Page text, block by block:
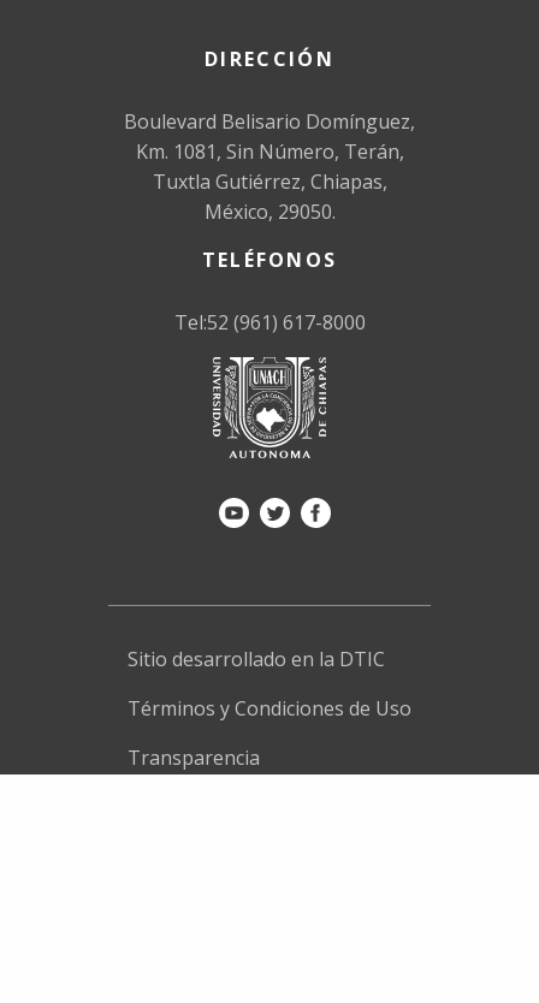
DIRECCIÓN
Boulevard Belisario Domínguez,
Km. 1081, Sin Número, Terán,
Tuxtla Gutiérrez, Chiapas,
México, 29050.
TELÉFONOS
Tel:52 (961) 617-8000
Sitio desarrollado en la DTIC
Términos y Condiciones de Uso
Transparencia